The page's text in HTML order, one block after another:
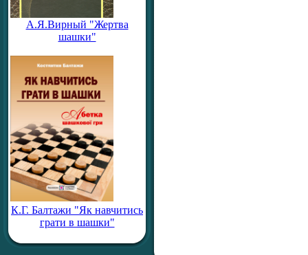
А.Я.Вирный "Жертва
шашки"
К.Г. Балтажи "Як навчитись
грати в шашки"